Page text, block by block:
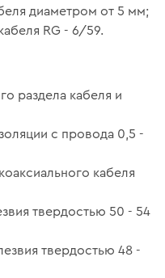
диаметром от 5 мм;
RG - 6/59.
раздела кабеля и
с провода 0,5 -
кабеля
твердостью 50 - 54
твердостью 48 -